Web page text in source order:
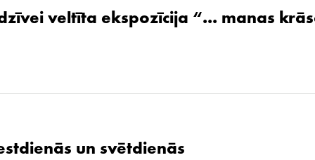
veltīta ekspozīcija “... manas
un svētdienās